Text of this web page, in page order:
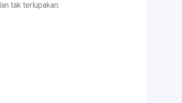
tak terlupakan.